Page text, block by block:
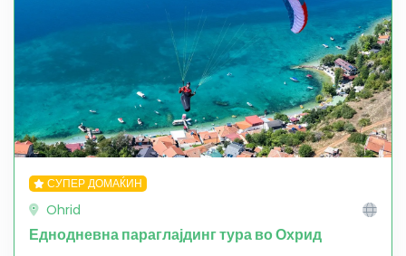
СУПЕР ДОМАЌИН
Ohrid
Еднодневна параглајдинг тура во Охрид